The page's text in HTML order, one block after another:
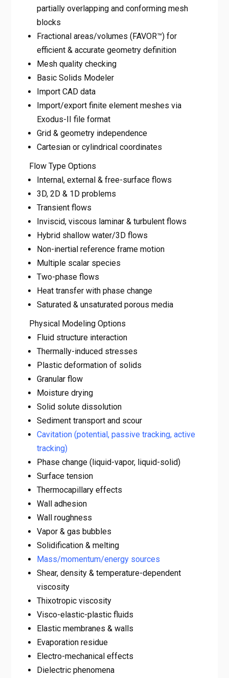
partially overlapping and conforming mesh
blocks
Fractional areas/volumes (FAVOR™) for
efficient & accurate geometry definition
Mesh quality checking
Basic Solids Modeler
Import CAD data
Import/export finite element meshes via
Exodus-II file format
Grid & geometry independence
Cartesian or cylindrical coordinates
Flow Type Options
Internal, external & free-surface flows
3D, 2D & 1D problems
Transient flows
Inviscid, viscous laminar & turbulent flows
Hybrid shallow water/3D flows
Non-inertial reference frame motion
Multiple scalar species
Two-phase flows
Heat transfer with phase change
Saturated & unsaturated porous media
Physical Modeling Options
Fluid structure interaction
Thermally-induced stresses
Plastic deformation of solids
Granular flow
Moisture drying
Solid solute dissolution
Sediment transport and scour
Cavitation (potential, passive tracking, active
tracking)
Phase change (liquid-vapor, liquid-solid)
Surface tension
Thermocapillary effects
Wall adhesion
Wall roughness
Vapor & gas bubbles
Solidification & melting
Mass/momentum/energy sources
Shear, density & temperature-dependent
viscosity
Thixotropic viscosity
Visco-elastic-plastic fluids
Elastic membranes & walls
Evaporation residue
Electro-mechanical effects
Dielectric phenomena